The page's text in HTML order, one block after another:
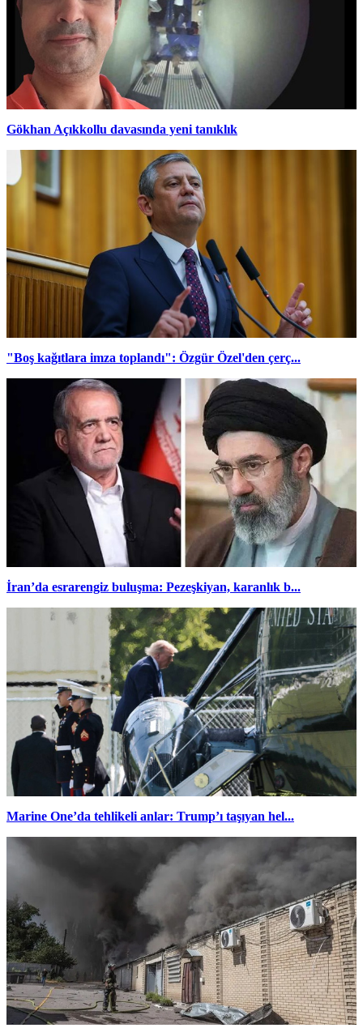
Gökhan Açıkkollu davasında yeni tanıklık
"Boş kağıtlara imza toplandı": Özgür Özel'den çerç...
İran’da esrarengiz buluşma: Pezeşkiyan, karanlık b...
Marine One’da tehlikeli anlar: Trump’ı taşıyan hel...